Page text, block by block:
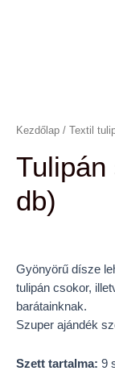
Kezdőlap / Textil
db)
Gyönyörű dísze
tulipán csokor,
barátainknak.
Szuper ajándék
Szett tartalma: 9